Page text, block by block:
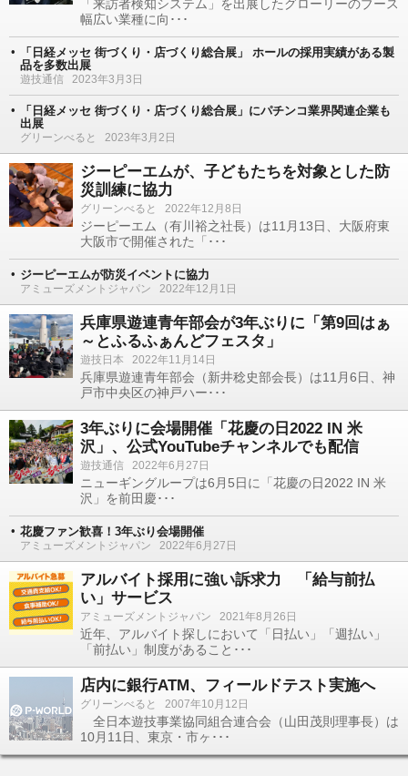
「来訪者検知システム」を出展したグローリーのブース
幅広い業種に向･･･
「日経メッセ 街づくり・店づくり総合展」 ホールの採用実績がある製
品を多数出展
遊技通信 2023年3月3日
「日経メッセ 街づくり・店づくり総合展」にパチンコ業界関連企業も
出展
グリーンべると 2023年3月2日
ジーピーエムが、子どもたちを対象とした防
災訓練に協力
グリーンべると 2022年12月8日
ジーピーエム（有川裕之社長）は11月13日、大阪府東
大阪市で開催された「･･･
ジーピーエムが防災イベントに協力
アミューズメントジャパン 2022年12月1日
兵庫県遊連青年部会が3年ぶりに「第9回はぁ
～とふるふぁんどフェスタ」
遊技日本 2022年11月14日
兵庫県遊連青年部会（新井稔史部会長）は11月6日、神
戸市中央区の神戸ハー･･･
3年ぶりに会場開催「花慶の日2022 IN 米
沢」、公式YouTubeチャンネルでも配信
遊技通信 2022年6月27日
ニューギングループは6月5日に「花慶の日2022 IN 米
沢」を前田慶･･･
花慶ファン歓喜！3年ぶり会場開催
アミューズメントジャパン 2022年6月27日
アルバイト採用に強い訴求力 「給与前払
い」サービス
アミューズメントジャパン 2021年8月26日
近年、アルバイト探しにおいて「日払い」「週払い」
「前払い」制度があること･･･
店内に銀行ATM、フィールドテスト実施へ
グリーンべると 2007年10月12日
全日本遊技事業協同組合連合会（山田茂則理事長）は
10月11日、東京・市ヶ･･･